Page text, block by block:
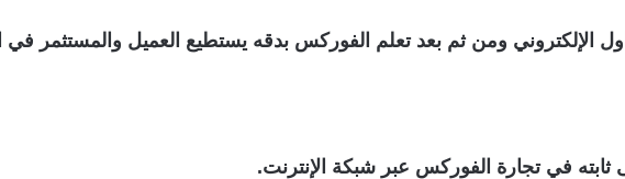
ومن ثم بعد تعلم الفوركس بدقه يستطيع العميل والمستثمر
في تجارة الفوركس عبر شبكة الإنترنت.